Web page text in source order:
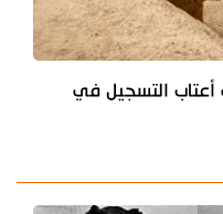
التسجيل في